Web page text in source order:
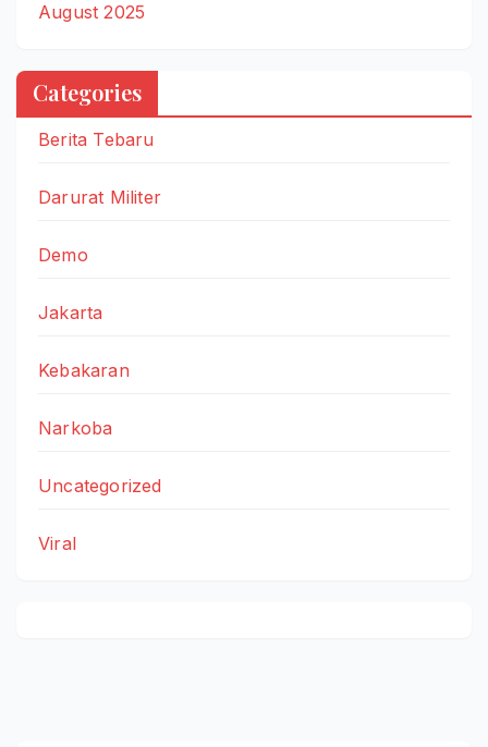
August 2025
Categories
Berita Tebaru
Darurat Militer
Demo
Jakarta
Kebakaran
Narkoba
Uncategorized
Viral